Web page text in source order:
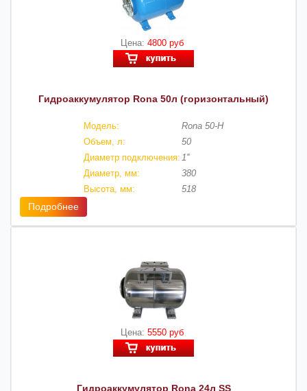
Цена: 4800 руб
Гидроаккумулятор Rona 50л (горизонтальный)
Модель:
Rona 50-H
Объем, л:
50
Диаметр подключения: 1''
Диаметр, мм:
380
Высота, мм:
518
Подробнее
Цена: 5550 руб
Гидроаккумулятор Rona 24л SS